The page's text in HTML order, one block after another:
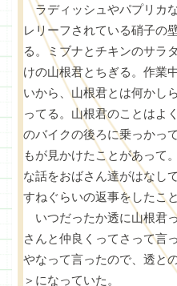
ラディッシュやパプリカ
レリーフされている硝子の
る。ミブナとチキンのサラ
けの山根君とちぎる。作業
いから、山根君とは何かし
ってる。山根君のことはよ
のバイクの後ろに乗っかっ
もが見かけたことがあって
な話をおばさん達がはなし
すねぐらいの返事をしたこ
いつだったか透に山根君
さんと仲良くってさって言
やなって言ったので、透と
＞になっていた。